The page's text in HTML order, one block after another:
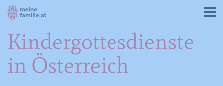
Kindergottesdienste
in Österreich